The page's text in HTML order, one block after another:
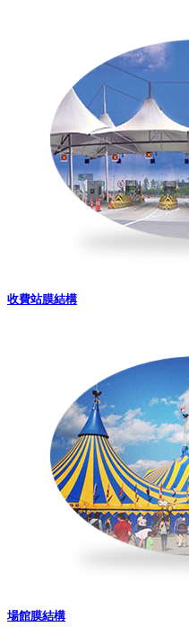
收費站膜結構
場館膜結構